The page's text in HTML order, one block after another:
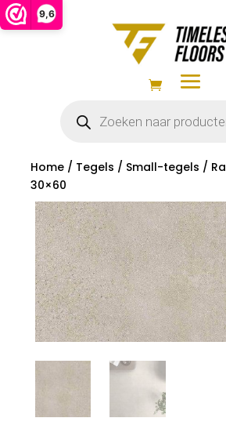
9,6
zoeken
Home/ Tegels / Small-tegels /
30×60